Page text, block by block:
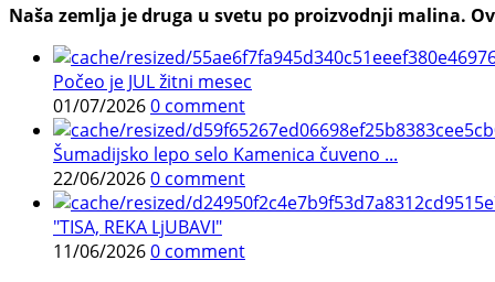
Naša zemlja je druga u svetu po proizvodnji malina.
Počeo je JUL žitni mesec
01/07/20260 comment
Šumadijsko lepo selo Kamenica čuveno ...
22/06/20260 comment
"TISA, REKA LjUBAVI"
11/06/20260 comment